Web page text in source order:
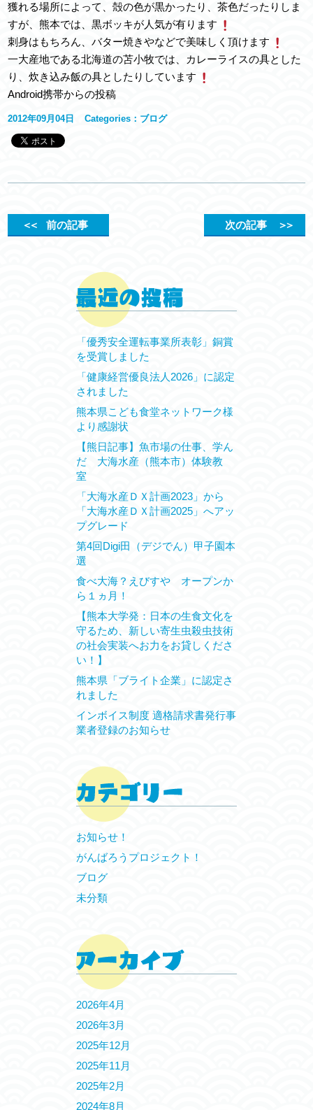
獲れる場所によって、殻の色が黒かったり、茶色だったりしま
すが、熊本では、黒ボッキが人気が有ります
刺身はもちろん、バター焼きやなどで美味しく頂けます
一大産地である北海道の苫小牧では、カレーライスの具とした
り、炊き込み飯の具としたりしています
Android携帯からの投稿
2012年09月04日 Categories： ブログ
＜＜前の記事 次の記事 ＞＞
「優秀安全運転事業所表彰」銅賞
を受賞しました
「健康経営優良法人2026」に認定
されました
熊本県こども食堂ネットワーク様
より感謝状
【熊日記事】魚市場の仕事、学ん
だ 大海水産（熊本市）体験教
室
「大海水産ＤＸ計画2023」から
「大海水産ＤＸ計画2025」へアッ
プグレード
第4回Digi田（デジでん）甲子園本
選
食べ大海？えびすや オープンか
ら１ヵ月！
【熊本大学発：日本の生食文化を
守るため、新しい寄生虫殺虫技術
の社会実装へお力をお貸しくださ
い！】
熊本県「ブライト企業」に認定さ
れました
インボイス制度 適格請求書発行事
業者登録のお知らせ
お知らせ！
がんばろうプロジェクト！
ブログ
未分類
2026年4月
2026年3月
2025年12月
2025年11月
2025年2月
2024年8月